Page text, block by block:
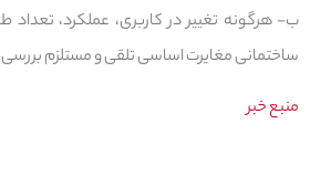
ب- هرگونه تغییر در کاربری، عملکرد،
ساختمانی مغایرت اساسی تلقی و مستلزم
منبع خبر